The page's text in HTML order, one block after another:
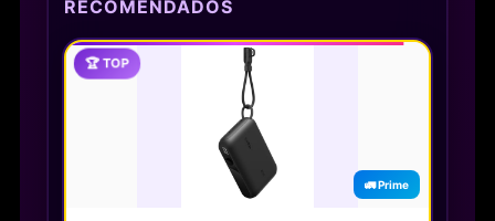
RECOMENDADOS
🏆 TOP
🚛 Prime